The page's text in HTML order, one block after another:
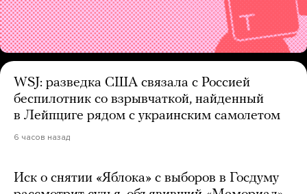
WSJ: разведка США связала с Россией
беспилотник со взрывчаткой, найденный
в Лейпциге рядом с украинским самолетом
6 часов назад
Иск о снятии «Яблока» с выборов в Госдуму